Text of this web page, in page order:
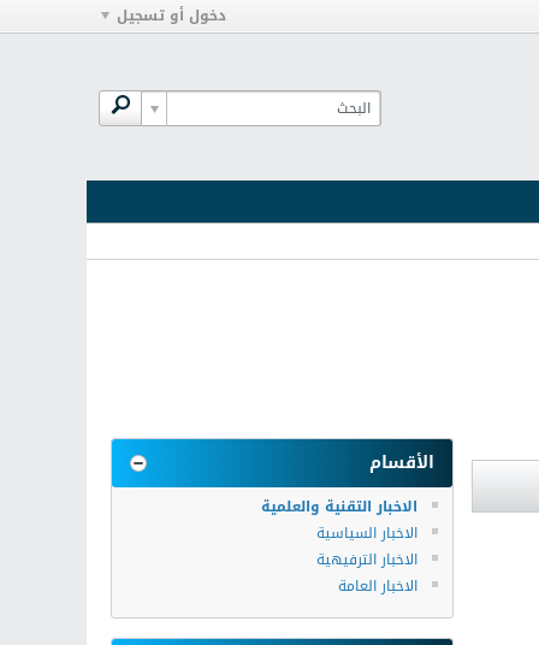
دخول أو تسجيل
الأقسام
الاخبار التقنية والعلمية
الاخبار السياسية
الاخبار الترفيهية
الاخبار العامة